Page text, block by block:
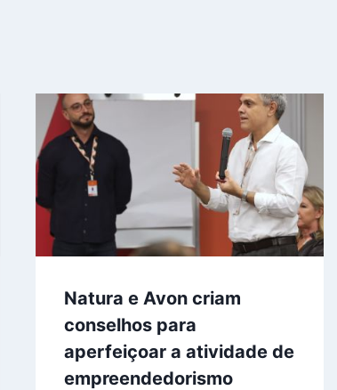
Natura e Avon criam
conselhos para
aperfeiçoar a atividade de
empreendedorismo